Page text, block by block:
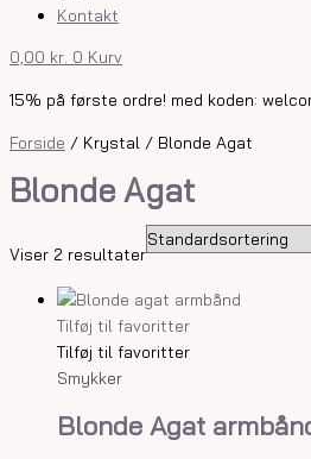
Kontakt
0,00 kr. 0 Kurv
15% på første ordre! med koden:
Forside / Krystal / Blonde Agat
Blonde Agat
Viser 2 resultater
Tilføj til favoritter
Tilføj til favoritter
Smykker
Blonde Agat